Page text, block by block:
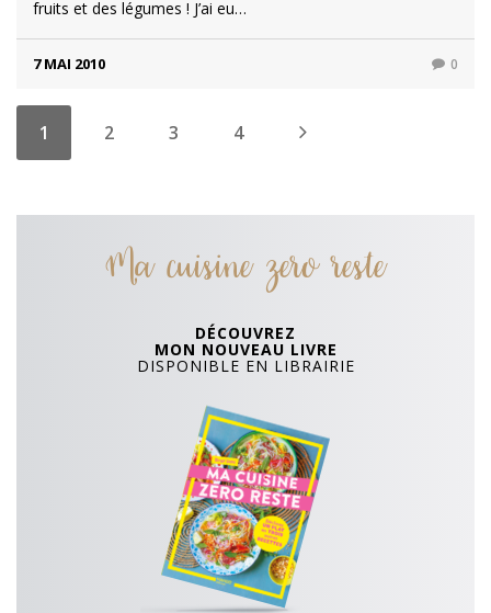
fruits et des légumes ! J’ai eu…
7 MAI 2010 0
1 2 3 4
Ma cuisine zero reste
DÉCOUVREZ
MON NOUVEAU LIVRE
DISPONIBLE EN LIBRAIRIE